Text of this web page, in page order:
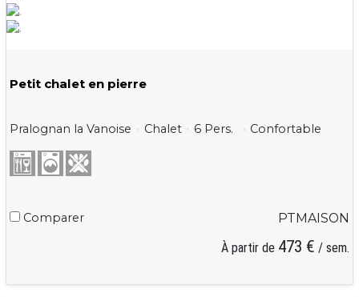
Petit chalet en pierre
Pralognan la Vanoise Chalet 6 Pers. Confortable
Comparer
PTMAISON
À partir de 473 € / sem.